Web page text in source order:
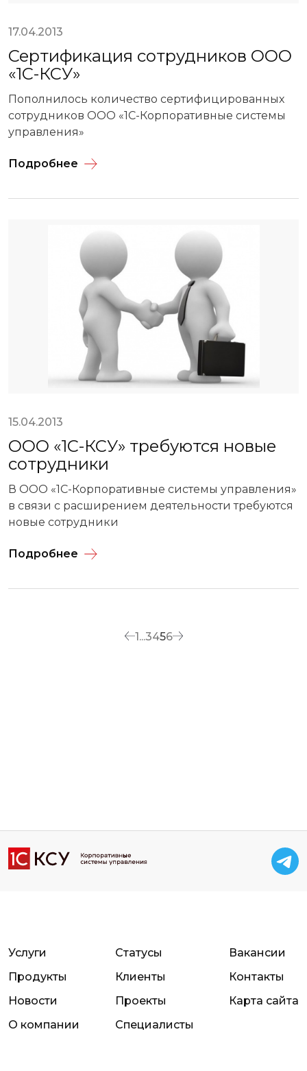
17.04.2013
Сертификация сотрудников ООО
«1С-КСУ»
Пополнилось количество сертифицированных
сотрудников ООО «1С-Корпоративные системы
управления»
Подробнее
15.04.2013
ООО «1С-КСУ» требуются новые
сотрудники
В ООО «1С-Корпоративные системы управления»
в связи с расширением деятельности требуются
новые сотрудники
Подробнее
1...3456
Услуги
Продукты
Новости
О компании
Статусы
Клиенты
Проекты
Специалисты
Вакансии
Контакты
Карта сайта